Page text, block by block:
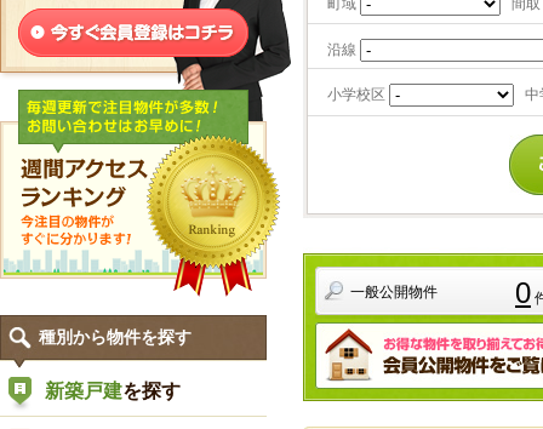
沿線
小学校区 中
一般公開物件 0
種別から物件を探す
新築戸建を探す